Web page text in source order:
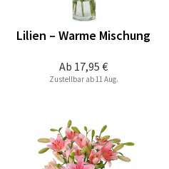
Ab 17,95 €
Lilien – Warme Mischung
Zustellbar ab 11 Aug.